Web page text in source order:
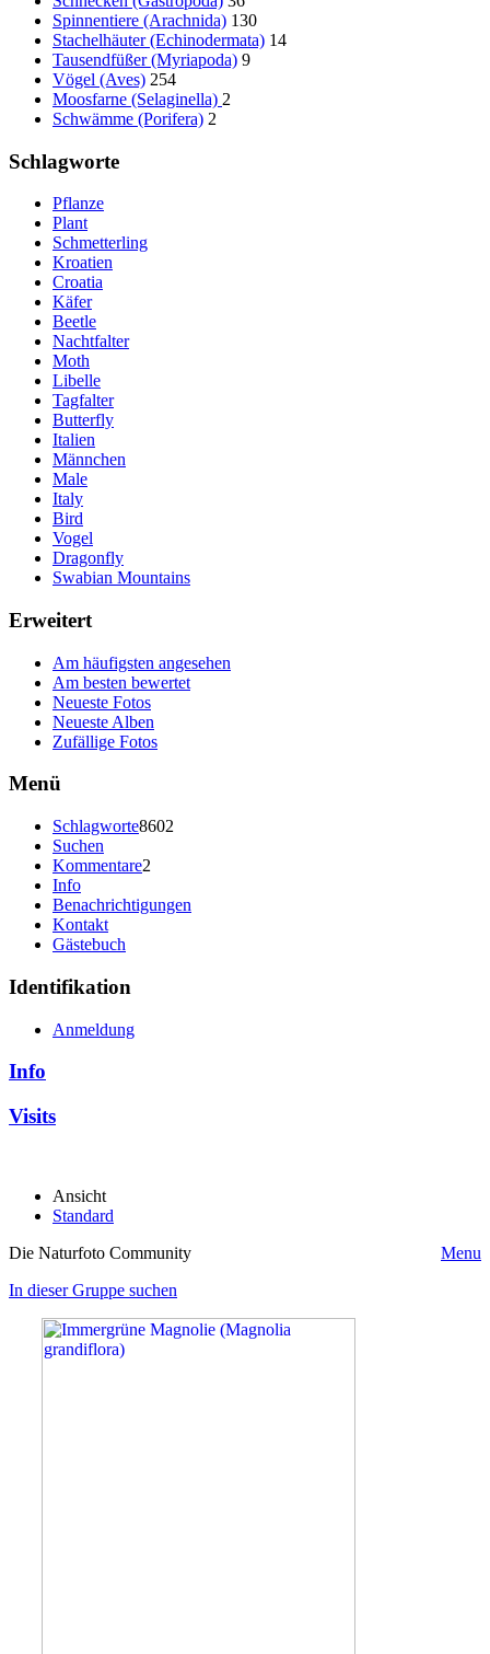
Spinnentiere (Arachnida) 130
Stachelhäuter (Echinodermata) 14
Tausendfüßer (Myriapoda) 9
Vögel (Aves) 254
Moosfarne (Selaginella) 2
Schwämme (Porifera) 2
Schlagworte
Pflanze
Plant
Schmetterling
Kroatien
Croatia
Käfer
Beetle
Nachtfalter
Moth
Libelle
Tagfalter
Butterfly
Italien
Männchen
Male
Italy
Bird
Vogel
Dragonfly
Swabian Mountains
Erweitert
Am häufigsten angesehen
Am besten bewertet
Neueste Fotos
Neueste Alben
Zufällige Fotos
Menü
Schlagworte8602
Suchen
Kommentare2
Info
Benachrichtigungen
Kontakt
Gästebuch
Identifikation
Anmeldung
Info
Visits
Ansicht
Standard
Die Naturfoto Community
Menu
In dieser Gruppe suchen